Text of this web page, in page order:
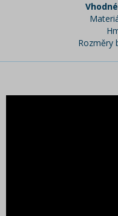
Vhodné
Rozměry